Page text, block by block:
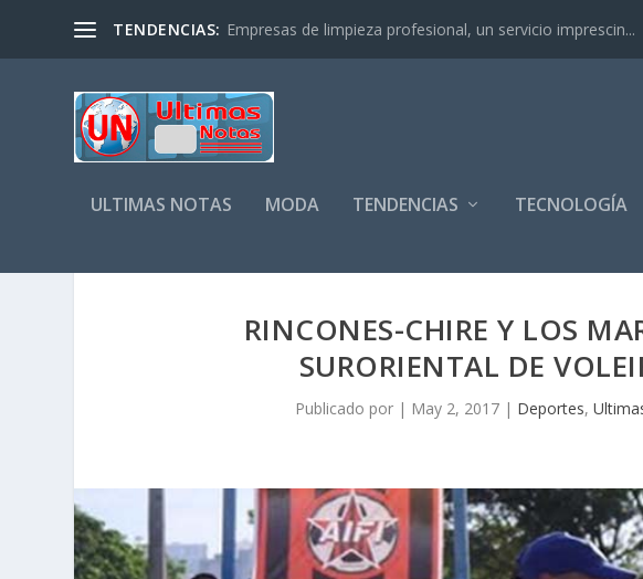
TENDENCIAS: Empresas de limpieza profesional, un servicio imprescin...
ULTIMAS NOTAS MODA TENDENCIAS TECNOLOGÍA
RINCONES-CHIRE Y LOS
SURORIENTAL DE
Publicado por | May 2, 2017 | Deportes,